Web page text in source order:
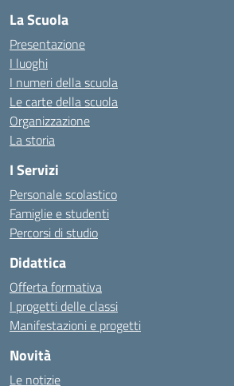
La Scuola
Presentazione
I luoghi
I numeri della scuola
Le carte della scuola
Organizzazione
La storia
I Servizi
Personale scolastico
Famiglie e studenti
Percorsi di studio
Didattica
Offerta formativa
I progetti delle classi
Manifestazioni e progetti
Novità
Le notizie